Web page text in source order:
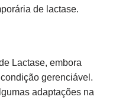
de lactase.
Lactase, embora
gerenciável.
adaptações na